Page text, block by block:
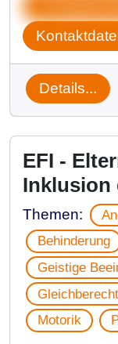
Details...
EFI -
Inklusion
Themen:
Behinderung
Geistige
Motorik